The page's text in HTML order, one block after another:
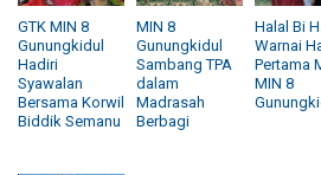
GTK MIN 8
Gunungkidul
Hadiri
Syawalan
Bersama Korwil
Biddik Semanu
MIN 8
Gunungkidul
Sambang TPA
dalam
Madrasah
Berbagi
Halal Bi
Warnai
Pertama
MIN 8